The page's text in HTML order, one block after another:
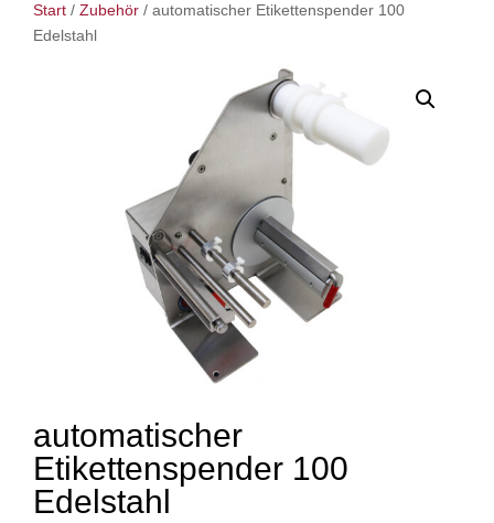
Start / Zubehör / automatischer Etikettenspender 100
Edelstahl
automatischer
Etikettenspender 100
Edelstahl